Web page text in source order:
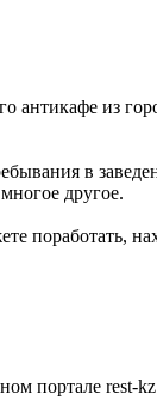
антикафе из
в
другое.
поработать,
портале rest-